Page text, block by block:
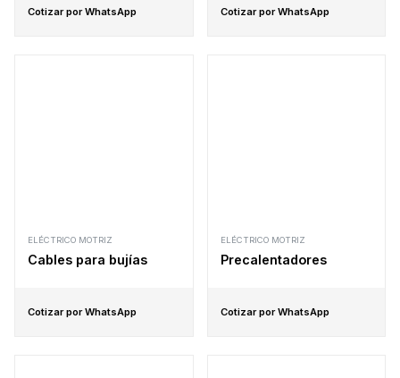
Cotizar por WhatsApp Cotizar por WhatsApp
ELÉCTRICO MOTRIZ
Cables para bujías
Cotizar por WhatsApp
ELÉCTRICO MOTRIZ
Precalentadores
Cotizar por WhatsApp